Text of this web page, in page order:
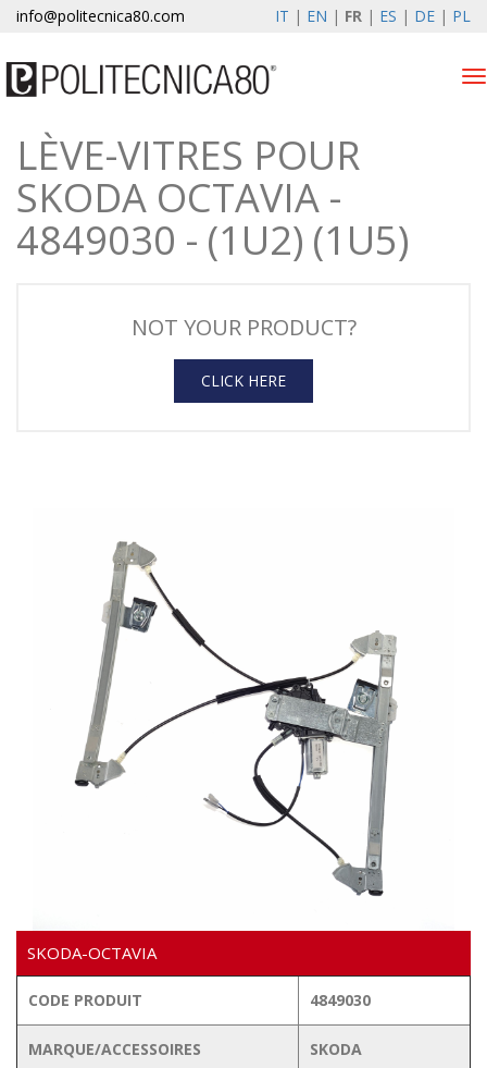
info@politecnica80.com IT | EN | FR | ES | DE | PL
sabato 8 agosto 2026
Lève-vitres électriques
Enregistrement de la
garantie
Societe
News
LÈVE-VITRES POUR
SKODA OCTAVIA -
4849030 - (1U2) (1U5)
NOT YOUR PRODUCT?
CLICK HERE
SKODA-OCTAVIA
CODE PRODUIT 4849030
MARQUE/ACCESSOIRES SKODA